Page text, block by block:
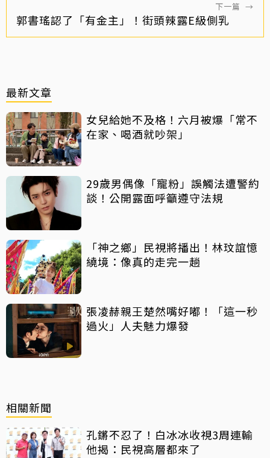
下一篇 →
郭書瑤認了「有金主」！街頭辣露E級側乳
最新文章
女兒給她不及格！六月被爆「常不
在家、喝酒就吵架」
29歲男偶像「寵粉」誤觸法遭警約
談！公開露面呼籲遵守法規
「神之鄉」民視將播出！林玟誼憶
繞境：像真的走完一趟
張凌赫親王楚然嘴好嘟！「這一秒
過火」人夫魅力爆發
相關新聞
孔鏘不忍了！白冰冰收視3周連輸
他揭：民視高層都來了